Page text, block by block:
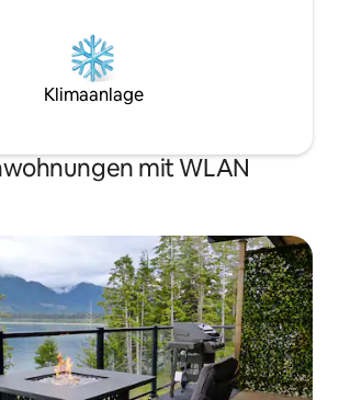
Klimaanlage
mit WLAN